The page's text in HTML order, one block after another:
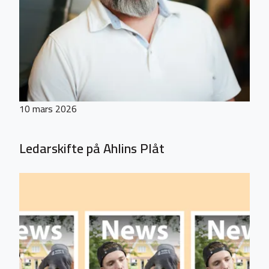
10 mars 2026
Ledarskifte på Ahlins Plåt